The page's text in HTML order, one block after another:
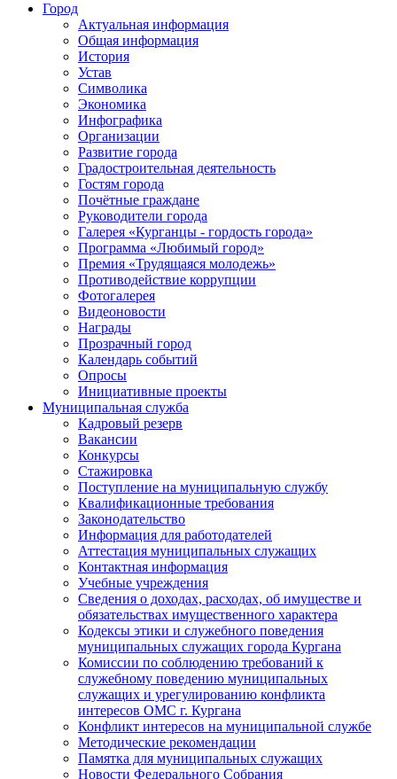
Город
Актуальная информация
Общая информация
История
Устав
Символика
Экономика
Инфографика
Организации
Развитие города
Градостроительная деятельность
Гостям города
Почётные граждане
Руководители города
Галерея «Курганцы - гордость города»
Программа «Любимый город»
Премия «Трудящаяся молодежь»
Противодействие коррупции
Фотогалерея
Видеоновости
Награды
Прозрачный город
Календарь событий
Опросы
Инициативные проекты
Муниципальная служба
Кадровый резерв
Вакансии
Конкурсы
Стажировка
Поступление на муниципальную службу
Квалификационные требования
Законодательство
Информация для работодателей
Аттестация муниципальных служащих
Контактная информация
Учебные учреждения
Сведения о доходах, расходах, об имуществе и
обязательствах имущественного характера
Кодексы этики и служебного поведения
муниципальных служащих города Кургана
Комиссии по соблюдению требований к
служебному поведению муниципальных
служащих и урегулированию конфликта
интересов ОМС г. Кургана
Конфликт интересов на муниципальной службе
Методические рекомендации
Памятка для муниципальных служащих
Новости Федерального Cобрания